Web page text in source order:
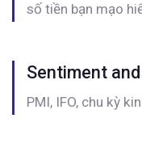
số tiền bạn mạo
Sentiment
PMI, IFO, chu kỳ